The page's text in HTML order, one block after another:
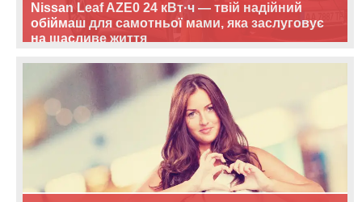
Nissan Leaf AZE0 24 кВт·ч — твій надійний
обіймаш для самотньої мами, яка заслуговує
на щасливе життя